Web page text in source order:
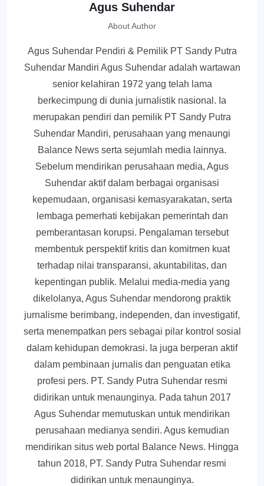
Agus Suhendar
About Author
Agus Suhendar Pendiri & Pemilik PT Sandy Putra
Suhendar Mandiri Agus Suhendar adalah wartawan
senior kelahiran 1972 yang telah lama
berkecimpung di dunia jurnalistik nasional. Ia
merupakan pendiri dan pemilik PT Sandy Putra
Suhendar Mandiri, perusahaan yang menaungi
Balance News serta sejumlah media lainnya.
Sebelum mendirikan perusahaan media, Agus
Suhendar aktif dalam berbagai organisasi
kepemudaan, organisasi kemasyarakatan, serta
lembaga pemerhati kebijakan pemerintah dan
pemberantasan korupsi. Pengalaman tersebut
membentuk perspektif kritis dan komitmen kuat
terhadap nilai transparansi, akuntabilitas, dan
kepentingan publik. Melalui media-media yang
dikelolanya, Agus Suhendar mendorong praktik
jurnalisme berimbang, independen, dan investigatif,
serta menempatkan pers sebagai pilar kontrol sosial
dalam kehidupan demokrasi. Ia juga berperan aktif
dalam pembinaan jurnalis dan penguatan etika
profesi pers. PT. Sandy Putra Suhendar resmi
didirikan untuk menaunginya. Pada tahun 2017
Agus Suhendar memutuskan untuk mendirikan
perusahaan medianya sendiri. Agus kemudian
mendirikan situs web portal Balance News. Hingga
tahun 2018, PT. Sandy Putra Suhendar resmi
didirikan untuk menaunginya.